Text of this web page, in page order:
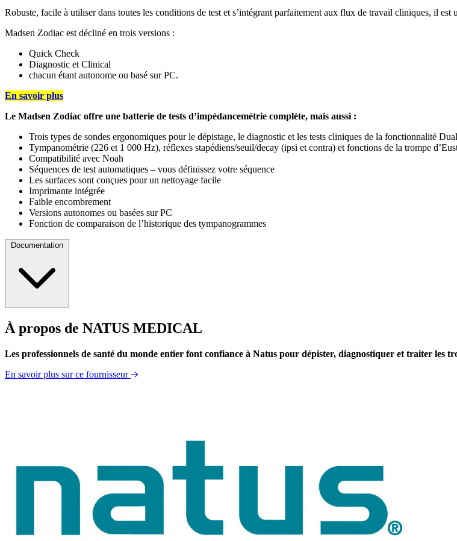
Robuste, facile à utiliser dans toutes les conditions de test et s’intégrant parfaitement aux flux de travail cliniques, il
Madsen Zodiac est décliné en trois versions :
Quick Check
Diagnostic et Clinical
chacun étant autonome ou basé sur PC.
En savoir plus
Le Madsen Zodiac offre une batterie de tests d’impédancemétrie complète, mais aussi :
Trois types de sondes ergonomiques pour le dépistage, le diagnostic et les tests cliniques de la fonctionnalité
Tympanométrie (226 et 1 000 Hz), réflexes stapédiens/seuil/decay (ipsi et contra) et fonctions de la trompe
Compatibilité avec Noah
Séquences de test automatiques – vous définissez votre séquence
Les surfaces sont conçues pour un nettoyage facile
Imprimante intégrée
Faible encombrement
Versions autonomes ou basées sur PC
Fonction de comparaison de l’historique des tympanogrammes
Documentation
Brochure
À propos de NATUS MEDICAL
Les professionnels de santé du monde entier font confiance à Natus pour dépister, diagnostiquer et traiter les
En savoir plus sur ce fournisseur